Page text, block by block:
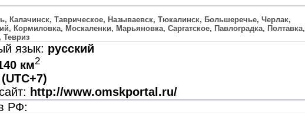
Калачинск, Таврическое, Называевск, Тюкалинск, Большеречье, Черлак,
Кормиловка, Москаленки, Марьяновка, Саргатское, Павлоградка, Полтавка,
Тевриз
язык: русский
км2
http://www.omskportal.ru/
РФ: